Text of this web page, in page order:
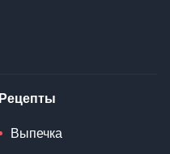
Рецепты
Выпечка